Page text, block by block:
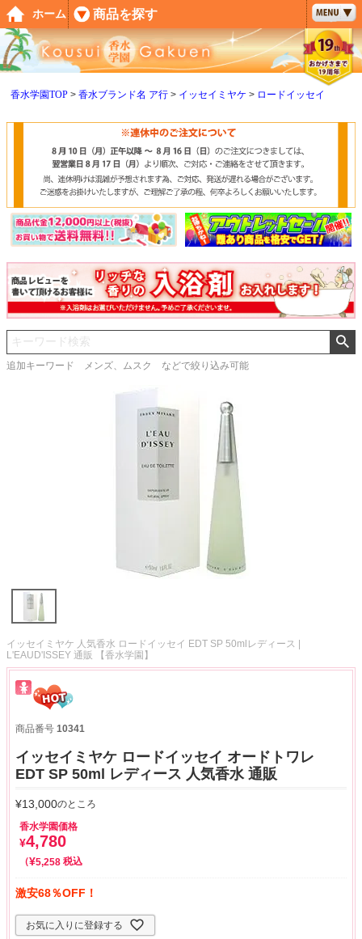
香水学園TOP 香水ブランド名 ア行 イッセイミヤケ ロードイッセイ
追加キーワード メンズ、ムスク などで絞り込み可能
イッセイミヤケ 人気香水 ロードイッセイ EDT SP 50mlレディース |
L'EAUD'ISSEY 通販 【香水学園】
商品番号 10341
イッセイミヤケ ロードイッセイ オードトワレ
EDT SP 50ml レディース 人気香水 通販
¥13,000のところ
香水学園価格
¥4,780
¥5,258 税込
激安68％OFF！
お気に入りに登録する
ペー
ジト
ップ
へ
ホーム 商品を探す